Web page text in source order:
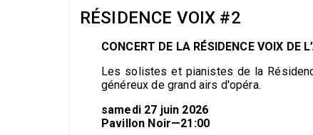
RÉSIDENCE VOIX #2
CONCERT DE LA RÉSIDENCE VOIX DE
Les solistes et pianistes de la
généreux de grand airs d'opéra.
samedi 27 juin 2026
Pavillon Noir—21:00